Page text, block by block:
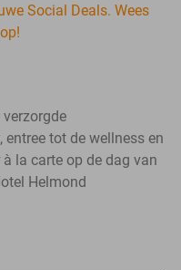
Social Deals. Wees
tot de wellness en
la carte op de dag van
Helmond